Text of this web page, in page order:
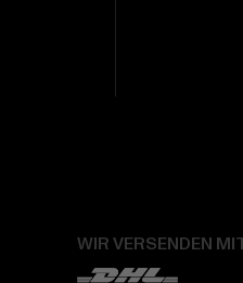
WIR VERSENDEN